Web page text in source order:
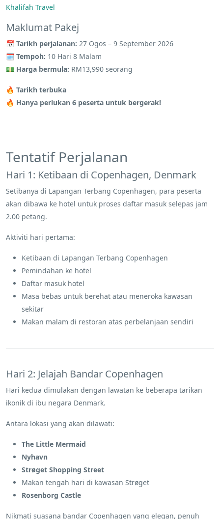
Khalifah Travel
Maklumat Pakej
📅 Tarikh perjalanan: 27 Ogos – 9 September 2026
🗓️ Tempoh: 10 Hari 8 Malam
💵 Harga bermula: RM13,990 seorang
🔥 Tarikh terbuka
🔥 Hanya perlukan 6 peserta untuk bergerak!
Tentatif Perjalanan
Hari 1: Ketibaan di Copenhagen, Denmark
Setibanya di Lapangan Terbang Copenhagen, para peserta
akan dibawa ke hotel untuk proses daftar masuk selepas jam
2.00 petang.
Aktiviti hari pertama:
Ketibaan di Lapangan Terbang Copenhagen
Pemindahan ke hotel
Daftar masuk hotel
Masa bebas untuk berehat atau meneroka kawasan
sekitar
Makan malam di restoran atas perbelanjaan sendiri
Hari 2: Jelajah Bandar Copenhagen
Hari kedua dimulakan dengan lawatan ke beberapa tarikan
ikonik di ibu negara Denmark.
Antara lokasi yang akan dilawati:
The Little Mermaid
Nyhavn
Strøget Shopping Street
Makan tengah hari di kawasan Strøget
Rosenborg Castle
Nikmati suasana bandar Copenhagen yang elegan, penuh